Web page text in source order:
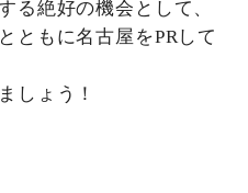
る絶好の機会として、
ともに名古屋をPRして
しょう！